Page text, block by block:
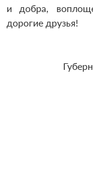
и добра,
дорогие друзья!